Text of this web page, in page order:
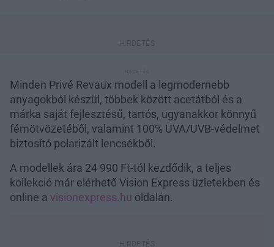
Minden Privé Revaux modell a legmodernebb
anyagokból készül, többek között acetátból és a
márka saját fejlesztésű, tartós, ugyanakkor könnyű
fémötvözetéből, valamint 100% UVA/UVB-védelmet
biztosító polarizált lencsékből.
A modellek ára 24 990 Ft-tól kezdődik, a teljes
kollekció már elérhető Vision Express üzletekben és
online a visionexpress.hu oldalán.